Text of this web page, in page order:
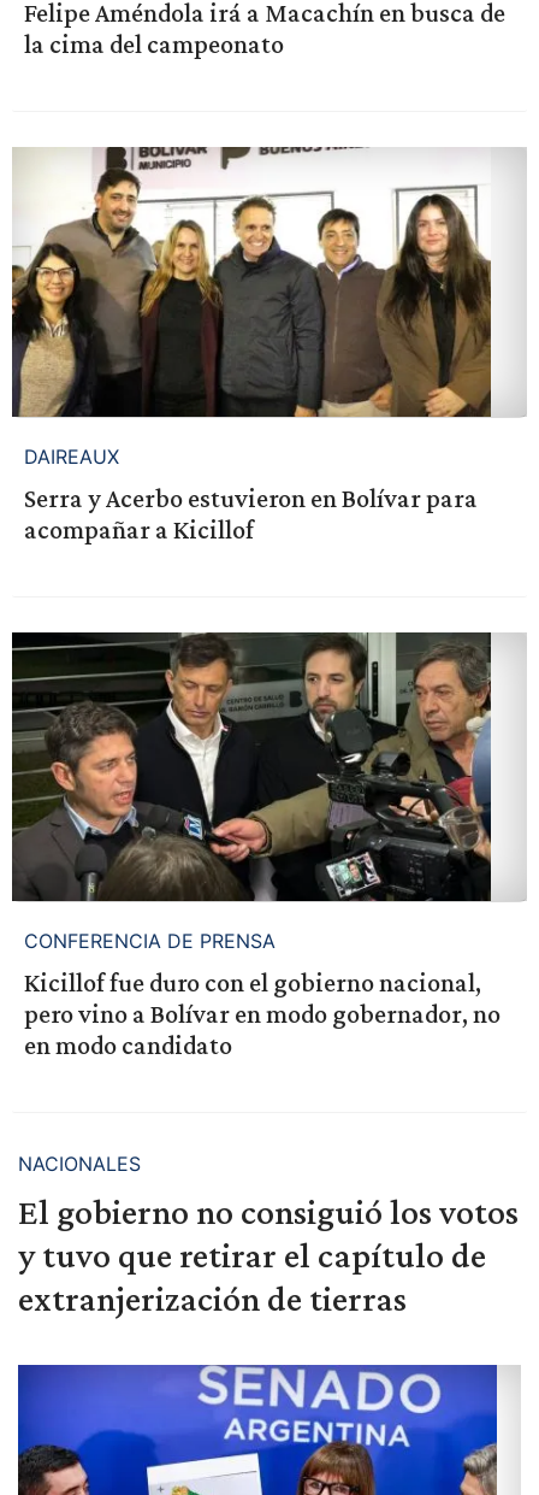
Felipe Améndola irá a Macachín en busca de
la cima del campeonato
DAIREAUX
Serra y Acerbo estuvieron en Bolívar para
acompañar a Kicillof
CONFERENCIA DE PRENSA
Kicillof fue duro con el gobierno nacional,
pero vino a Bolívar en modo gobernador, no
en modo candidato
NACIONALES
El gobierno no consiguió los votos
y tuvo que retirar el capítulo de
extranjerización de tierras